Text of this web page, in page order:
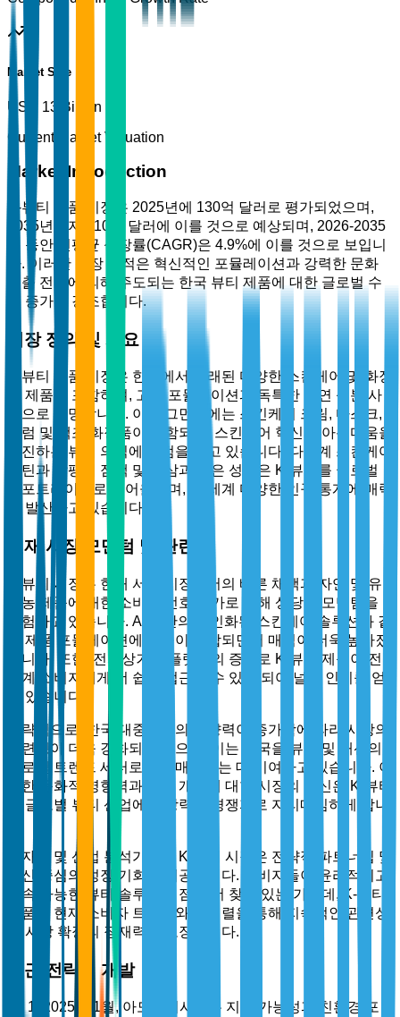
Market Size
USD 13 Billion
Current Market Valuation
Market Introduction
K-뷰티 제품 시장은 2025년에 130억 달러로 평가되었으며,
2035년까지 210억 달러에 이를 것으로 예상되며, 2026-2035
년 동안 연평균 성장률(CAGR)은 4.9%에 이를 것으로 보입니
다. 이러한 성장 궤적은 혁신적인 포뮬레이션과 강력한 문화
수출 전략에 의해 주도되는 한국 뷰티 제품에 대한 글로벌 수
요 증가를 강조합니다.
시장 정의 및 개요
K-뷰티 제품 시장은 한국에서 유래된 다양한 스킨케어 및 화장
품 제품을 포함하며, 고급 포뮬레이션과 독특한 천연 성분 사
용으로 유명합니다. 이 세그먼트에는 스킨케어 크림, 마스크,
세럼 및 색조 화장품이 포함되며, 스킨케어 혁신과 아름다움을
촉진하는 뷰티 의식에 중점을 두고 있습니다. 다단계 스킨케어
루틴과 달팽이 점액 및 인삼과 같은 성분은 K-뷰티를 글로벌
스포트라이트로 끌어올리며, 전 세계 다양한 인구 통계에 매력
을 발산하고 있습니다.
현재 시장 모멘텀 및 관련성
K-뷰티 시장은 현재 서구 시장에서의 빠른 채택과 자연 및 유
기농 제품에 대한 소비자 선호 증가로 인해 상당한 모멘텀을
경험하고 있습니다. AI 기반의 개인화된 스킨케어 솔루션과 같
은 제품 포뮬레이션에 기술이 통합되면서 매력이 더욱 높아졌
습니다. 또한, 전자상거래 플랫폼의 증가로 K-뷰티 제품이 전
세계 소비자에게 더 쉽게 접근할 수 있게 되어 널리 인기를 얻
고 있습니다.
전략적으로, 한국 대중문화의 영향력이 증가함에 따라 시장의
관련성이 더욱 강화되고 있으며, 이는 한국을 뷰티 및 패션의
글로벌 트렌드 세터로 자리매김하는 데 기여하고 있습니다. 이
러한 문화적 영향력과 연구 개발에 대한 시장의 헌신은 K-뷰티
를 글로벌 뷰티 산업에서 강력한 경쟁자로 자리매김하게 합니
투자자 및 산업 분석가에게 K-뷰티 시장은 전략적 파트너십 및
혁신 중심의 성장 기회를 제공합니다. 소비자들이 윤리적이고
지속 가능한 뷰티 솔루션을 점점 더 찾고 있는 가운데, K-뷰티
제품은 현재 소비자 트렌드와의 정렬을 통해 지속적인 관련성
과 시장 확장의 잠재력을 보장합니다.
최근 전략적 개발
2025년 1월, 아모레퍼시픽은 지속 가능성과 친환경 포